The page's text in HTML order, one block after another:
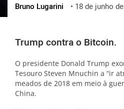
ქართული
Bruno Lugarini • 18 de junho
Trump contra o Bitcoin.
O presidente Donald Trump
Tesouro Steven Mnuchin a “ir
meados de 2018 em meio à
China.